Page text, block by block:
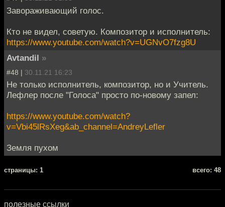
Завораживающий голос.
Кто не видел, советую. Композитор и исполнитель:
https://www.youtube.com/watch?v=UGNvO7fzg8U
Avtandil »
#48 | 30.11.21 16:23
Не только исполнитель, композитор, но и Учитель.
Лефлер после "Голоса" просто по-новому запел:
https://www.youtube.com/watch?
v=Vbi45lRsXeg&ab_channel=AndreyLefler
Земля пухом
cтраницы: 1 всего: 48
полезные ссылки